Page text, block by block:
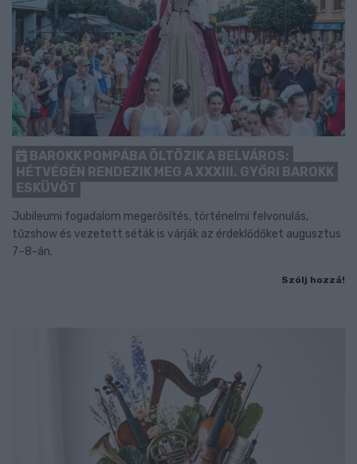
BAROKK POMPÁBA ÖLTÖZIK A BELVÁROS:
HÉTVÉGÉN RENDEZIK MEG A XXXIII. GYŐRI BAROKK
ESKÜVŐT
Jubileumi fogadalom megerősítés, történelmi felvonulás,
tűzshow és vezetett séták is várják az érdeklődőket augusztus
7–8-án.
Szólj hozzá!